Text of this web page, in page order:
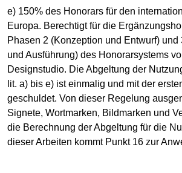
e) 150% des Honorars für den
Europa. Berechtigt für die
Phasen 2 (Konzeption und Entwurf)
und Ausführung) des Honorarsystems
Designstudio. Die Abgeltung der
lit. a) bis e) ist einmalig und mit der
geschuldet. Von dieser Regelung
Signete, Wortmarken, Bildmarken und
die Berechnung der Abgeltung für die
dieser Arbeiten kommt Punkt 16 zur